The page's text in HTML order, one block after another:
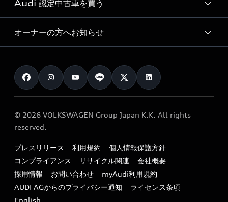
価格シミュレーション
車両比較
カタログ一覧
Audi collection
アウディナビアプリ
サービス入庫予約
サービスプログラム
メンテナンス
車検 / 定期点検
e-tronアフターサポート
myAudi
Audi 認定中古車を買う
Audi認定中古車
クオリティ
保証
メンテナンス
ファイナンス
キャンペーン / イベント
買取査定
オーナーの方へお知らせ
お知らせ
オーナー様向けキャンペーン
特定整備適用車一覧
リサイクル法
よくある質問（FAQ）
© 2026 VOLKSWAGEN Group Japan K.K. All rights
reserved.
プレスリリース 利用規約
個人情報保護方針
コンプライアンス
リサイクル関連
会社概要
採用情報
お問い合わせ
myAudi利用規約
AUDI AGからのプライバシー通知
ライセンス条項
English